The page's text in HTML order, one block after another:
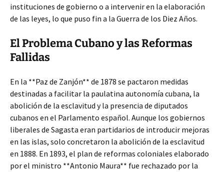
instituciones de gobierno o a intervenir en la elaboración
de las leyes, lo que puso fin a la Guerra de los Diez Años.
El Problema Cubano y las Reformas
Fallidas
En la **Paz de Zanjón** de 1878 se pactaron medidas
destinadas a facilitar la paulatina autonomía cubana, la
abolición de la esclavitud y la presencia de diputados
cubanos en el Parlamento español. Aunque los gobiernos
liberales de Sagasta eran partidarios de introducir mejoras
en las islas, solo concretaron la abolición de la esclavitud
en 1888. En 1893, el plan de reformas coloniales elaborado
por el ministro **Antonio Maura** fue rechazado por la